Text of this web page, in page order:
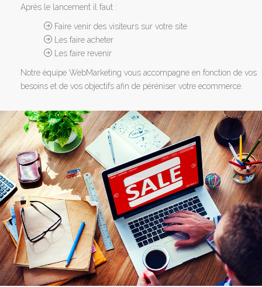
Après le lancement il faut :
Faire venir des visiteurs sur votre site
Les faire acheter
Les faire revenir
Notre équipe WebMarketing vous accompagne en fonction de vos
besoins et de vos objectifs afin de péréniser votre ecommerce.